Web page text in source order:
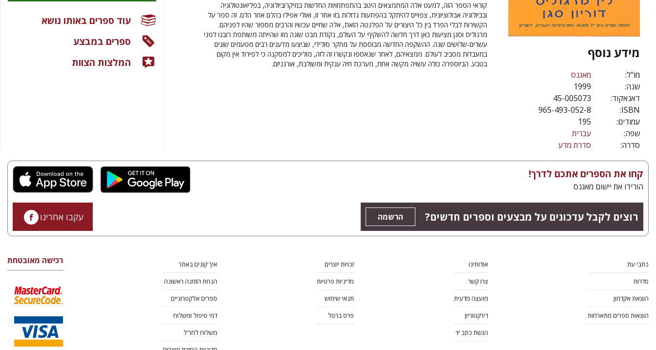
מידע נוסף
מו"ל:
מאגנס
שנה:
1999
דאנאקוד:
45-005073
ISBN:
965-493-052-8
עמודים:
195
שפה:
עברית
סדרה:
סדרת מדע
קוראי הספר הזה, למעט אלה המתמצאים היטב בהתפתחויות החדשות במיקרוביולוגיה, בפליאונטולוגיה
ובביולוגיה אבולוציונית, צפויים להיתקל בהפתעות גדולות בזו אחר זו, ואולי אפילו בהלם אחר הלם. זה ספר על
הקשירות לבלי הפרד בין כל היצורים על הפלנטה הזאת, אלה שחיים עכשיו והרבים מספור שהיו לפניהם.
מרגוליס וסגן מציעות כאן דרך חדשה להשקיף על העולם, נקודת מבט שונה מזו שהייתה משותפת רובנו לפני
עשרים-שלושים שנה. ההשקפה החדשה מבוססת על מחקר סולידי, שביצעו מדענים רבים מטעמים שונים
במעבדות מסביב לעולם. ממצאיהם, לאחר שנאספו ונקשרו זה לזה, מוליכים למסקנה כי לפירוד אין מקום
בטבע. הביוספרה כולה עשויה מקשה אחת, מערכת חיה ענקית ומשולבת, אורגניזם.
עוד ספרים באותו נושא
ספרים במבצע
המלצות הצוות
קחו את הספרים אתכם לדרך!
הורידו את יישום מאגנס
רוצים לקבל עדכונים על מבצעים וספרים חדשים? הרשמה עקבו אחרינו
כתבי עת
סדרות
הוצאת אקדמון
הוצאות ספרים מתארחות
אודותינו
צרו קשר
מועצה מדעית
דירקטוריון
הגשת כתב יד
זכויות יוצרים
מדיניות פרטיות
תנאי שימוש
פרס ברטל
איך קונים באתר
הנחת הזמנה ראשונה
ספרים אלקטרוניים
דמי טיפול ומשלוח
משלוח לחו"ל
רכישה מאובטחת